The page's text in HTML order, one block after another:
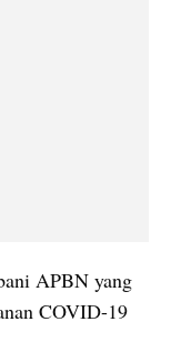
APBN yang
COVID-19